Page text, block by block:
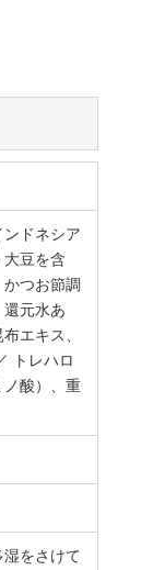
ドネシア
大豆を含
つお節調
元水あ
エキス、
トレハロ
ノ酸）、重
をさけて